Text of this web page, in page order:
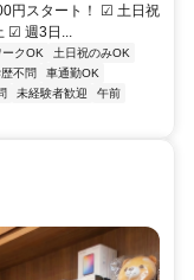
タート！ ☑ 土日祝
週3日...
クOK
土日祝のみOK
不問
車通勤OK
未経験者歓迎
午前